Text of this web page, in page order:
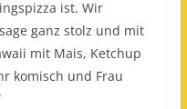
ist. Wir
ganz stolz und mit
mit Mais, Ketchup
komisch und Frau